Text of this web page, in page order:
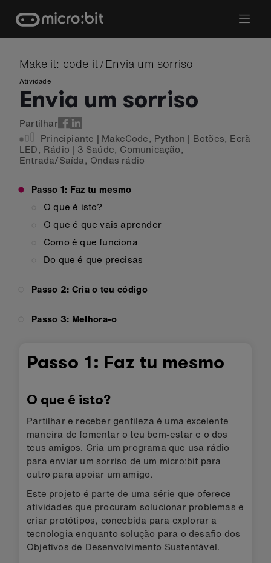
content
Make it: code it / Envia um sorriso
Atividade
Envia um sorriso
Partilhar
Principiante | MakeCode, Python | Botões, Ecrã
LED, Rádio | 3 Saúde, Comunicação,
Entrada/Saída, Ondas rádio
Passo 1: Faz tu mesmo
O que é isto?
O que é que vais aprender
Como é que funciona
Do que é que precisas
Passo 2: Cria o teu código
Passo 3: Melhora-o
Passo 1: Faz tu mesmo
O que é isto?
Partilhar e receber gentileza é uma excelente
maneira de fomentar o teu bem-estar e o dos
teus amigos. Cria um programa que usa rádio
para enviar um sorriso de um micro:bit para
outro para apoiar um amigo.
Este projeto é parte de uma série que oferece
atividades que procuram solucionar problemas e
criar protótipos, concebida para explorar a
tecnologia enquanto solução para o desafio dos
Objetivos de Desenvolvimento Sustentável.